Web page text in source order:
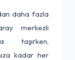
daha fazla
merkezli
taşırken,
kadar her